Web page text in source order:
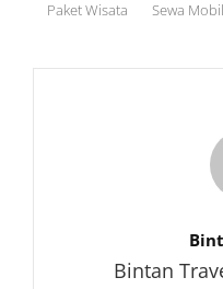
Tags,
Paket Wisata Sewa Mobil
Bintan